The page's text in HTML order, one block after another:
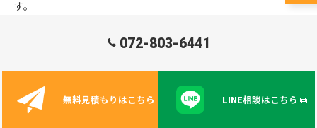
す。
対応が可能かもチェックポイントです。衛生管理基準を守りつつ
ーシップが効果的です。
072-803-6441
無料見積もりはこちら LINE相談はこちら